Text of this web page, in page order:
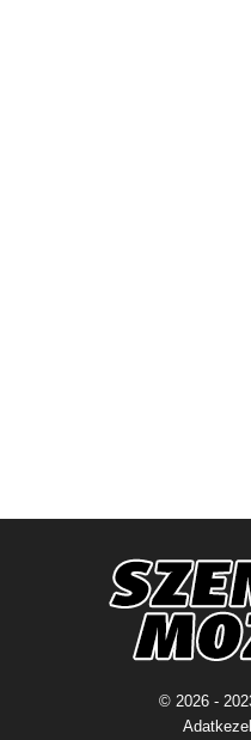
© 2026 -